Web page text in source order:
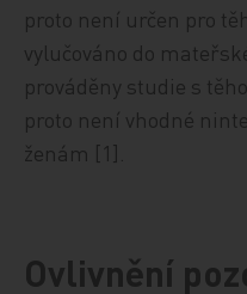
proto není určen pro
vylučováno do
prováděny studie s
proto není vhodné
ženám [1].
Ovlivnění